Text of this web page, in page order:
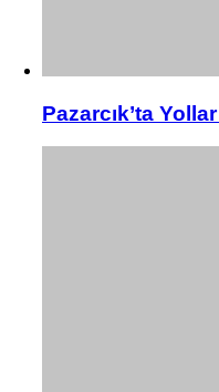
Pazarcık’ta